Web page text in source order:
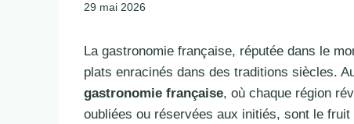
29 mai 2026
La gastronomie française, réputée dans le
plats enracinés dans des traditions siècles.
gastronomie française, où chaque région
oubliées ou réservées aux initiés, sont le